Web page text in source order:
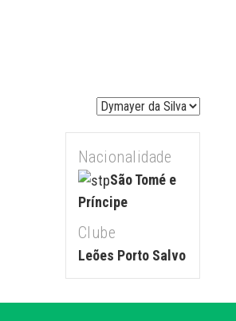
Nacionalidade
São Tomé e
Príncipe
Clube
Leões Porto Salvo